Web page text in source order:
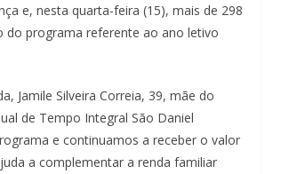
e, nesta quarta-feira (15), mais de 298
do programa referente ao ano letivo
Jamile Silveira Correia, 39, mãe do
de Tempo Integral São Daniel
e continuamos a receber o valor
a complementar a renda familiar